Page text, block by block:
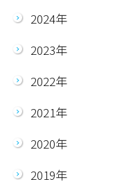
2024年
2023年
2022年
2021年
2020年
2019年